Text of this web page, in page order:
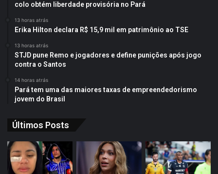
colo obtém liberdade provisória no Pará
13 horas atrás
Erika Hilton declara R$ 15,9 mil em patrimônio ao TSE
13 horas atrás
STJD pune Remo e jogadores e define punições após jogo
contra o Santos
14 horas atrás
Pará tem uma das maiores taxas de empreendedorismo
jovem do Brasil
Últimos Posts